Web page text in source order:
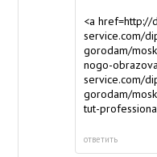
<a href=http://
service.com/
gorodam/
nogo-
service.com/
gorodam/
tut-
ответить